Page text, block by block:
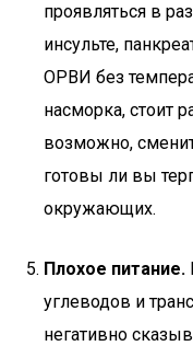
проявляться в
инсульте,
ОРВИ без
насморка, стоит
возможно,
готовы ли вы
окружающих.
Плохое питание.
углеводов и
негативно